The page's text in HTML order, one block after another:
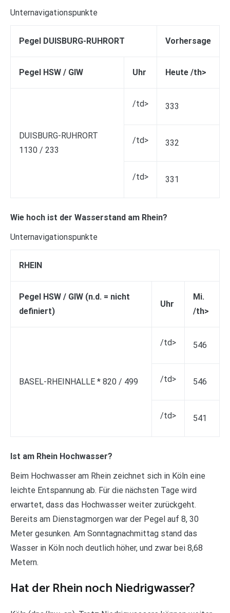
Unternavigationspunkte
Pegel DUISBURG-RUHRORT Vorhersage
Pegel HSW / GlW Uhr Heute /th>
DUISBURG-RUHRORT
1130 / 233
/td> 333
/td> 332
/td> 331
Wie hoch ist der Wasserstand am Rhein?
Unternavigationspunkte
RHEIN
Pegel HSW / GlW (n.d. = nicht
definiert)
Uhr
Mi.
/th>
BASEL-RHEINHALLE * 820 / 499
/td> 546
/td> 546
/td> 541
Ist am Rhein Hochwasser?
Beim Hochwasser am Rhein zeichnet sich in Köln eine
leichte Entspannung ab. Für die nächsten Tage wird
erwartet, dass das Hochwasser weiter zurückgeht.
Bereits am Dienstagmorgen war der Pegel auf 8, 30
Meter gesunken. Am Sonntagnachmittag stand das
Wasser in Köln noch deutlich höher, und zwar bei 8,68
Metern.
Hat der Rhein noch Niedrigwasser?